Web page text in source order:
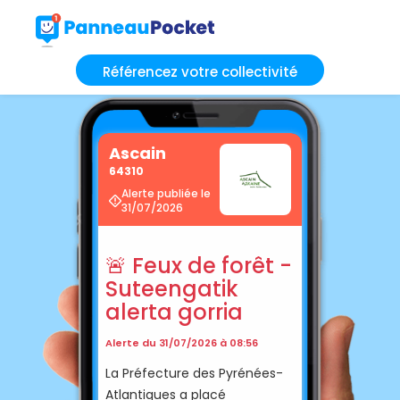
Référencez votre collectivité
Ascain
64310
Alerte publiée le
31/07/2026
🚨 Feux de forêt -
Suteengatik
alerta gorria
Alerte du 31/07/2026 à 08:56
La Préfecture des Pyrénées-
Atlantiques a placé